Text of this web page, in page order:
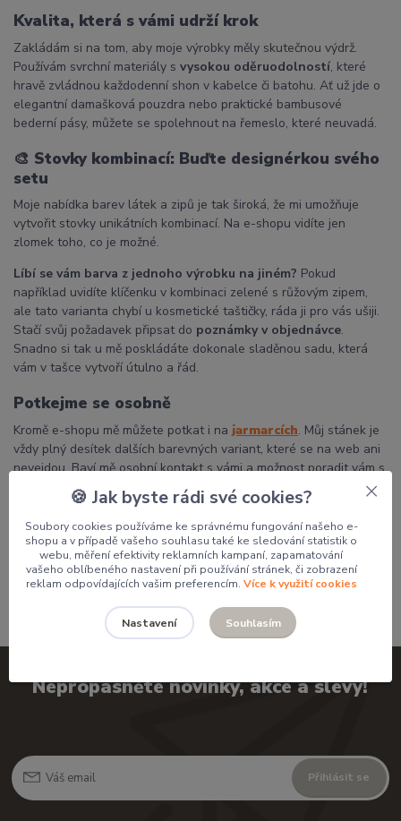
Kvalita, která s vámi udrží krok
Zakládám si na tom, aby moje výrobky měly skutečnou výdrž.
Používám svrchní materiály s vysokou oděruodolností, které
hravě zvládnou každodenní shon v kabelce či batohu. Ať už jde o
elegantní damašková pouzdra nebo praktické bambusové
bederní pásy, můžete se spolehnout na řemeslo, které neuvadá.
🎨 Stovky kombinací: Buďte designérkou svého
setu
Moje nabídka barev látek a zipů je tak široká, že mi umožňuje
vytvořit stovky unikátních kombinací. Na e-shopu vidíte jen
zlomek toho, co je možné.
Líbí se vám barva z jednoho výrobku na jiném? Pokud
například uvidíte klíčenku v kombinaci zelené s růžovým zipem,
ale tato varianta chybí u kosmetické taštičky, ráda ji pro vás ušiji.
Stačí svůj požadavek připsat do poznámky v objednávce.
Snadno si tak u mě poskládáte dokonale sladěnou sadu, která
vám v tašce vytvoří útulno a řád.
Potkejme se osobně
Kromě e-shopu mě můžete potkat i na jarmarcích. Můj stánek je
vždy plný desítek dalších barevných variant, které se na web ani
nevejdou. Baví mě osobní kontakt s vámi a možnost poradit vám s
výběrem přímo na místě.
Děkuji, že podporujete poctivou českou tvorbu a dáváte mým
výrobkům domov.
Pavlína
Nepropásněte novinky, akce a slevy!
Přihlásit se
🍪 Jak byste rádi své cookies?
Soubory cookies používáme ke správnému fungování našeho e-
shopu a v případě vašeho souhlasu také ke sledování statistik o
webu, měření efektivity reklamních kampaní, zapamatování
vašeho oblíbeného nastavení při používání stránek, či zobrazení
reklam odpovídajících vašim preferencím. Více k využití cookies
Nastavení Souhlasím